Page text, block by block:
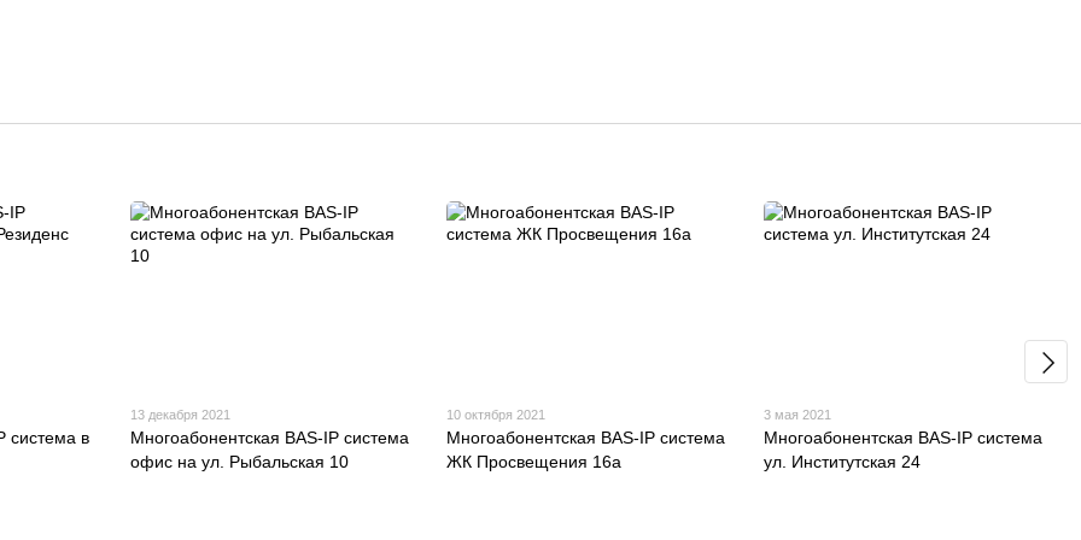
система в
13 декабря 2021
Многоабонентская BAS-IP система
офис на ул. Рыбальская 10
10 октября 2021
Многоабонентская BAS-IP система
ЖК Просвещения 16а
3 мая 2021
Многоабонентская BAS-IP система
ул. Институтская 24